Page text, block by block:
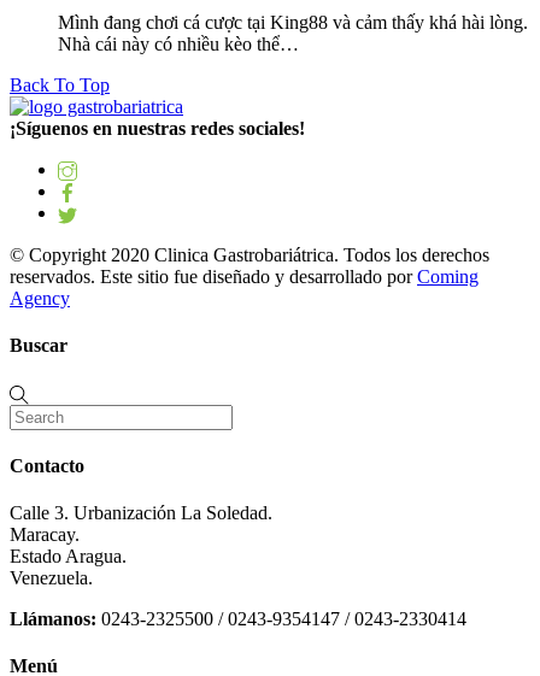
Mình đang chơi cá cược tại King88 và cảm thấy khá hài lòng.
Nhà cái này có nhiều kèo thể…
Back To Top
¡Síguenos en nuestras redes sociales!
© Copyright 2020 Clinica Gastrobariátrica. Todos los derechos
reservados. Este sitio fue diseñado y desarrollado porComing
Agency
Buscar
Contacto
Calle 3. Urbanización La Soledad.
Maracay.
Estado Aragua.
Venezuela.
Llámanos: 0243-2325500 / 0243-9354147 / 0243-2330414
Menú